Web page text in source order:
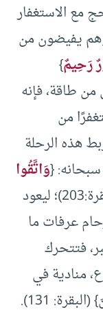
مع الاستغفار
وهم يفيضون من
رَحِيمٌ}
بذل من طاقة، فإنه
من
هذه الرحلة
سبحانه: {وَاتَّقُوا
} (البقرة:203)؛ ليعود
عرفات ما
فتتحرك
منادية في
131).